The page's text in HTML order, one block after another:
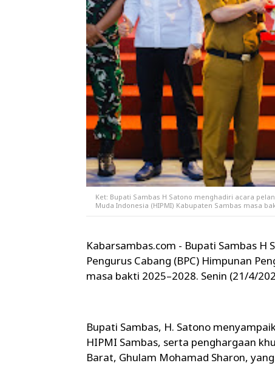
Ket: Bupati Sambas H Satono menghadiri acara
Muda Indonesia (HIPMI) Kabupaten Sambas masa
Kabarsambas.com - Bupati Sambas
Pengurus Cabang (BPC) Himpunan
masa bakti 2025–2028. Senin (21/4/
Bupati Sambas, H. Satono
HIPMI Sambas, serta penghargaan
Barat, Ghulam Mohamad Sharon,